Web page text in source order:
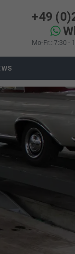
+49
Mo-Fr.: 7:30 -